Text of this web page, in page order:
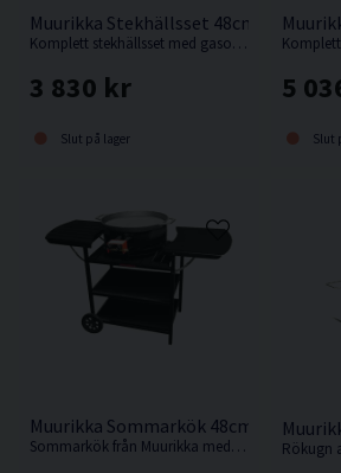
Muurikka Stekhällsset 48cm Pro Inkl
Komplett stekhällsset med gasolbrännare D350 Pro.
3 830 kr
Slut på lager
5
Slut
Muurikka Sommarkök 48cm Gas Pro
Sommarkök från Muurikka med avlastningbord & hjul.